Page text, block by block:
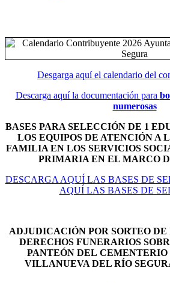
Desgarga aquí el calendario del
Descarga aquí la documentación para
numerosas
BASES PARA SELECCIÓN DE 1
LOS EQUIPOS DE ATENCIÓN A
FAMILIA EN LOS SERVICIOS
PRIMARIA EN EL MARCO
DESCARGA AQUÍ LAS BASES DE
AQUÍ LAS BASES DE
ADJUDICACIÓN POR SORTEO
DERECHOS FUNERARIOS
PANTEÓN DEL
VILLANUEVA DEL RÍO